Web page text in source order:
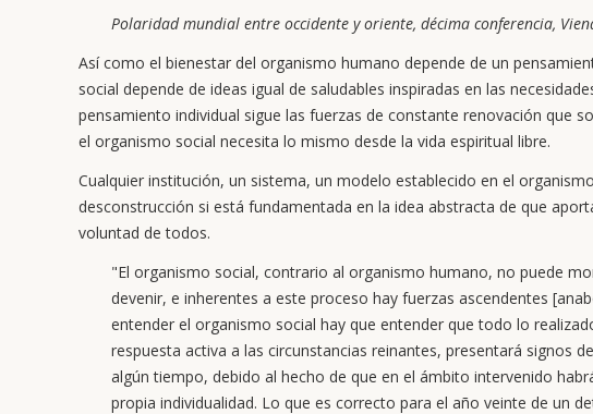
Polaridad mundial entre occidente y oriente, décima conferencia,
Así como el bienestar del organismo humano depende de un
social depende de ideas igual de saludables inspiradas en las
pensamiento individual sigue las fuerzas de constante renovación que
el organismo social necesita lo mismo desde la vida espiritual libre.
Cualquier institución, un sistema, un modelo establecido en el
desconstrucción si está fundamentada en la idea abstracta de que
voluntad de todos.
"El organismo social, contrario al organismo humano, no puede
devenir, e inherentes a este proceso hay fuerzas ascendentes
entender el organismo social hay que entender que todo lo
respuesta activa a las circunstancias reinantes, presentará signos
algún tiempo, debido al hecho de que en el ámbito intervenido
propia individualidad. Lo que es correcto para el año veinte de un